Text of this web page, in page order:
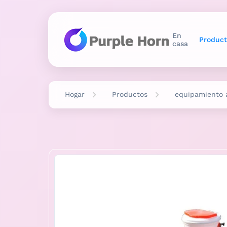
En
casa
Hogar Productos equipamiento